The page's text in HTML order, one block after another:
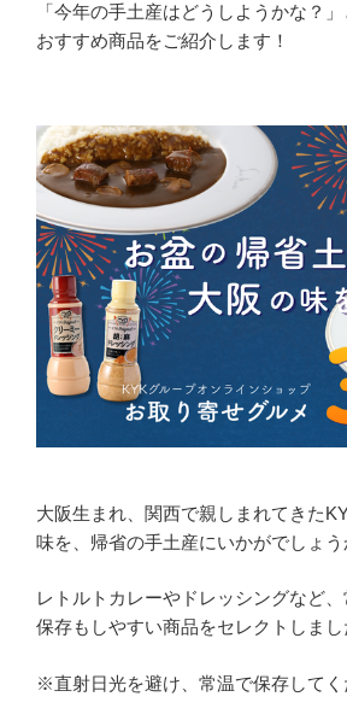
「今年の手土産はどうしようかな？
おすすめ商品をご紹介します！
大阪生まれ、関西で親しまれてきた
味を、帰省の手土産にいかがでしょう
レトルトカレーやドレッシングなど
保存もしやすい商品をセレクトしまし
※直射日光を避け、常温で保存してく